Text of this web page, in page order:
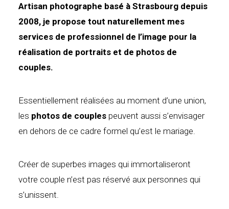
Artisan photographe basé à Strasbourg depuis
2008, je propose tout naturellement mes
services de professionnel de l’image pour la
réalisation de portraits et de photos de
couples.
Essentiellement réalisées au moment d’une union,
les photos de couplespeuvent aussi s’envisager
en dehors de ce cadre formel qu’est le mariage.
Créer de superbes images qui immortaliseront
votre couple n’est pas réservé aux personnes qui
s’unissent.